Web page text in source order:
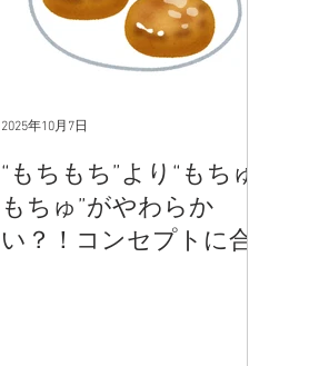
“もちもち”より“もちゅ
もちゅ”がやわらか
い？！コンセプトに合
2025年10月7日